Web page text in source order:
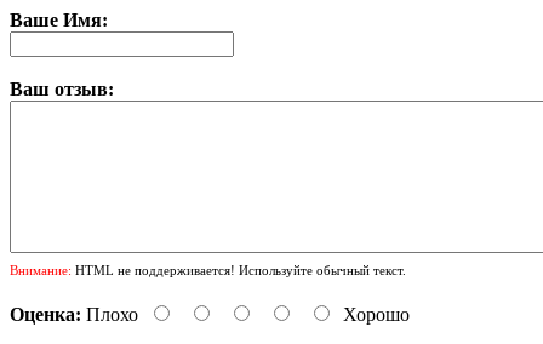
Ваше Имя:
Ваш отзыв:
Внимание: HTML не поддерживается! Используйте обычный текст.
Оценка: Плохо Хорошо